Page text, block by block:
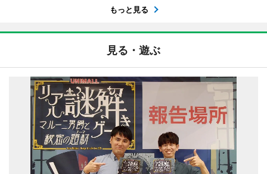
もっと見る
見る・遊ぶ